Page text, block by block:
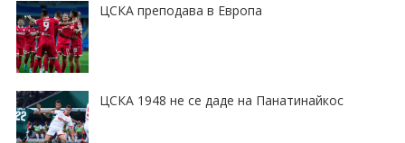
ЦСКА преподава в Европа
ЦСКА 1948 не се даде на Панатинайкос